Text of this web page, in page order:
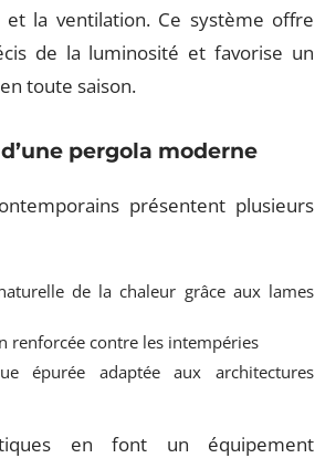
et la ventilation. Ce système offre
de la luminosité et favorise un
toute saison.
pergola moderne
présentent plusieurs
de la chaleur grâce aux lames
renforcée contre les intempéries
épurée adaptée aux architectures
en font un équipement